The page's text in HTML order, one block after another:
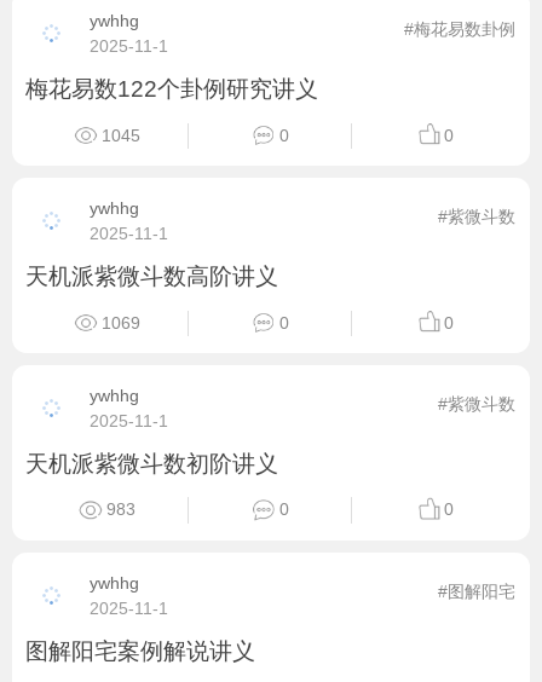
ywhhg
2025-11-1
#梅花易数卦例
梅花易数122个卦例研究讲义
1045 0 0
ywhhg
2025-11-1
#紫微斗数
天机派紫微斗数高阶讲义
1069 0 0
ywhhg
2025-11-1
#紫微斗数
天机派紫微斗数初阶讲义
983 0 0
ywhhg
2025-11-1
#图解阳宅
图解阳宅案例解说讲义